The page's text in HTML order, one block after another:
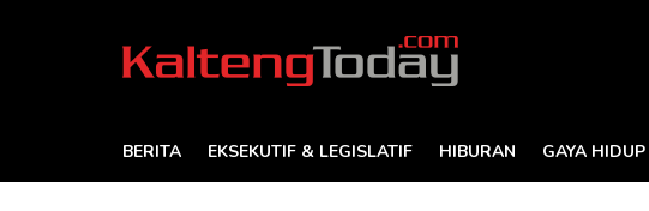
BERITA EKSEKUTIF & LEGISLATIF HIBURAN GAYA HIDUP